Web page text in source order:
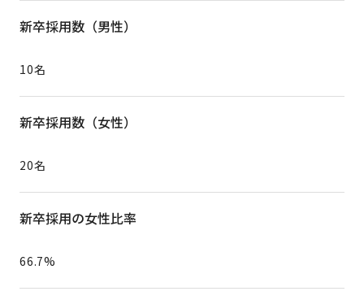
新卒採用数（男性）
10名
新卒採用数（女性）
20名
新卒採用の女性比率
66.7%